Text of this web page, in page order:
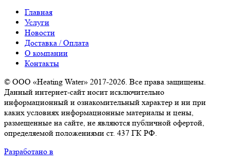
Главная
Услуги
Новости
Доставка / Оплата
О компании
Контакты
© ООО «Heating Water» 2017-2026. Все права защищены.
Данный интернет-сайт носит исключительно
информационный и ознакомительный характер и ни при
каких условиях информационные материалы и цены,
размещенные на сайте, не являются публичной офертой,
определяемой положениями ст. 437 ГК РФ.
Разработано в